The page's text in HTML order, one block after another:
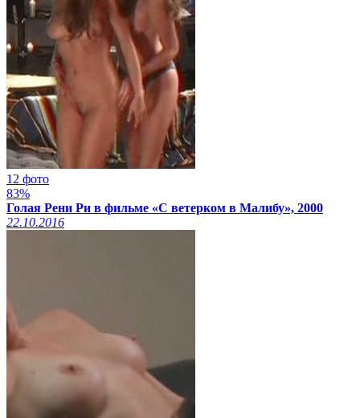
12 фото
83%
Голая Рени Ри в фильме «С ветерком в Малибу», 2000
22.10.2016